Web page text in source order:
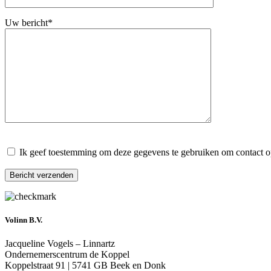
Uw bericht*
Ik geef toestemming om deze gegevens te gebruiken om contact
Volinn B.V.
Jacqueline Vogels – Linnartz
Ondernemerscentrum de Koppel
Koppelstraat 91 | 5741 GB Beek en Donk